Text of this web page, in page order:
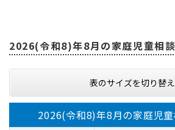
2026(令和8)年8月の家庭児童相
表のサイズを切り替
2026(令和8)年8月の家庭児